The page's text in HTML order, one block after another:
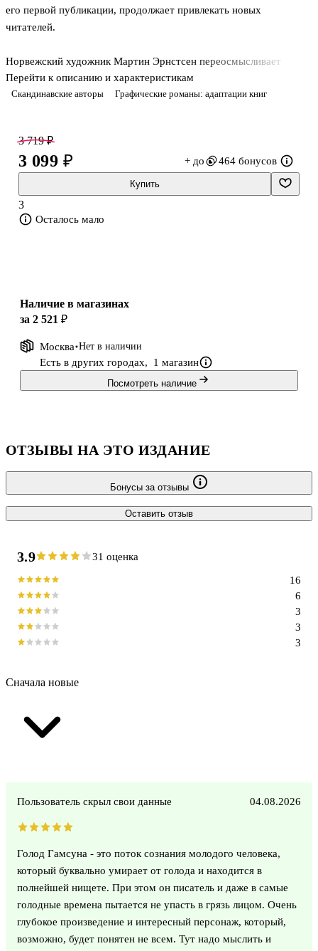
Скандинавские авторы Графические романы: адаптации книг
его первой публикации, продолжает привлекать новых
читателей.
Норвежский художник Мартин Эрнстсен переосмысливает
произведение в формате комикса, еще полнее раскрывая его
психологическую глубину и подчеркивая средствами графики
историю молодого писателя, страдающего от голода и
безденежья в Кристиании – «удивительном городе, который не
отпускает никого, покуда не оставит на нем своих отметин».
Графический роман Мартина Эрнстсена удостоился ряда
Перейти к описанию и характеристикам
3 719 ₽
3 099 ₽ + до 464 бонусов
Купить
3
Осталось мало
Наличие в магазинах
за 2 521 ₽
Москва Нет в наличии
Есть в других городах, 1 магазин
Посмотреть наличие
ОТЗЫВЫ НА ЭТО ИЗДАНИЕ
Бонусы за отзывы
Оставить отзыв
3.9 31 оценка
3
3
3
6
16
Сначала новые
Пользователь скрыл свои данные 04.08.2026
Голод Гамсуна - это поток сознания молодого человека,
который буквально умирает от голода и находится в
полнейшей нищете. При этом он писатель и даже в самые
голодные времена пытается не упасть в грязь лицом. Очень
глубокое произведение и интересный персонаж, который,
возможно, будет понятен не всем. Тут надо мыслить и